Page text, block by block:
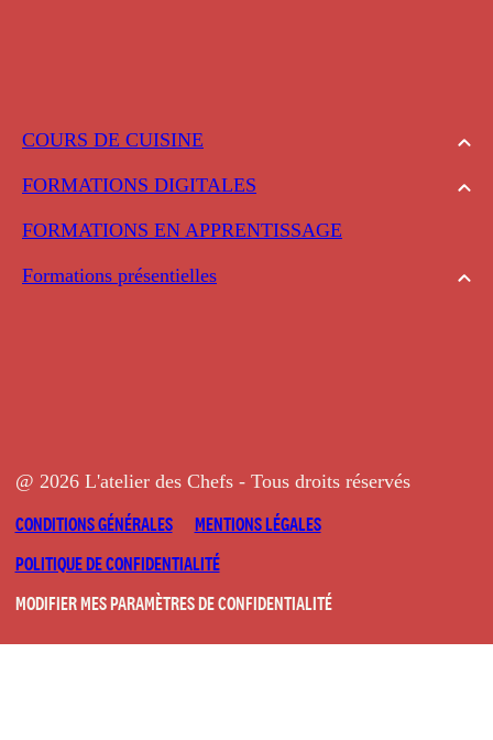
COURS DE CUISINE
FORMATIONS DIGITALES
FORMATIONS EN APPRENTISSAGE
Formations présentielles
@ 2026 L'atelier des Chefs - Tous droits réservés
CONDITIONS GÉNÉRALES
MENTIONS LÉGALES
POLITIQUE DE CONFIDENTIALITÉ
MODIFIER MES PARAMÈTRES DE CONFIDENTIALITÉ